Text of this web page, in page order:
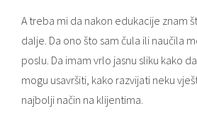
A treba mi da nakon edukacije znam
dalje. Da ono što sam čula ili naučila
poslu. Da imam vrlo jasnu sliku kako
mogu usavršiti, kako razvijati neku
najbolji način na klijentima.